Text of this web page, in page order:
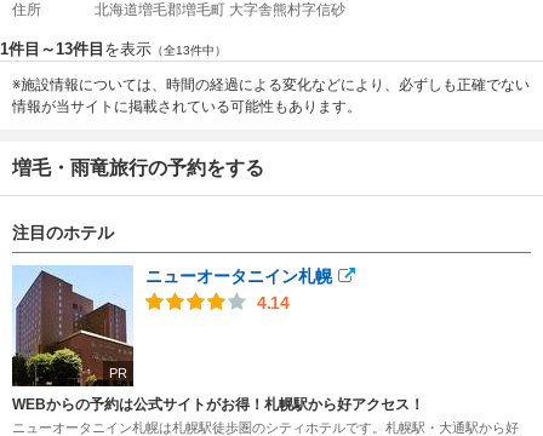
住所 北海道増毛郡増毛町 大字舎熊村字信砂
1件目～13件目 を表示 （全13件中）
※施設情報については、時間の経過による変化などにより、必ずしも正確でない
情報が当サイトに掲載されている可能性もあります。
増毛・雨竜旅行の予約をする
注目のホテル
PR
ニューオータニイン札幌
4.14
WEBからの予約は公式サイトがお得！札幌駅から好アクセス！
ニューオータニイン札幌は札幌駅徒歩圏のシティホテルです。札幌駅・大通駅から好